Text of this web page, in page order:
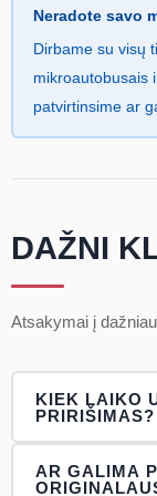
Neradote savo
Dirbame su visų
mikroautobusais
patvirtinsime ar
DAŽNI
Atsakymai į
KIEK LAIKO
PRIRIŠIMAS?
Paprastai rakto
AR GALIMA